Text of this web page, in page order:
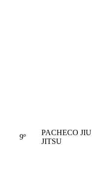
9º
PACHECO JIU
JITSU